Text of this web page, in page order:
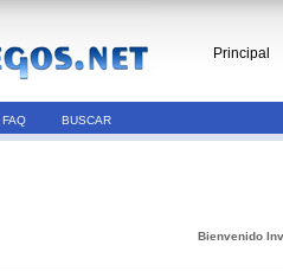
Principal
FAQ BUSCAR
Bienvenido